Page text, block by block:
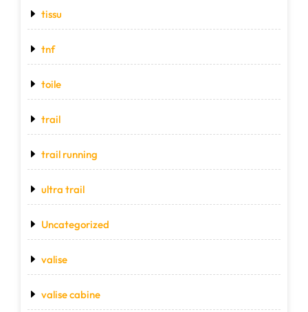
tissu
tnf
toile
trail
trail running
ultra trail
Uncategorized
valise
valise cabine